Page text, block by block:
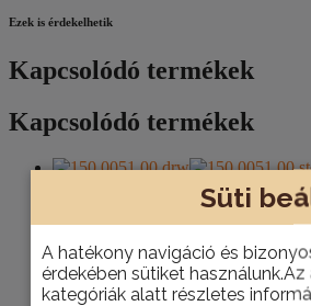
Süti
A hatékony navigáció és
érdekében sütiket
kategóriák alatt részletes
Ezek is érdekelhetik
Kapcsolódó termékek
Kapcsolódó termékek
MOFÉM Mambo-5
0 az 5-ből
31.731Ft
Kosárba teszem